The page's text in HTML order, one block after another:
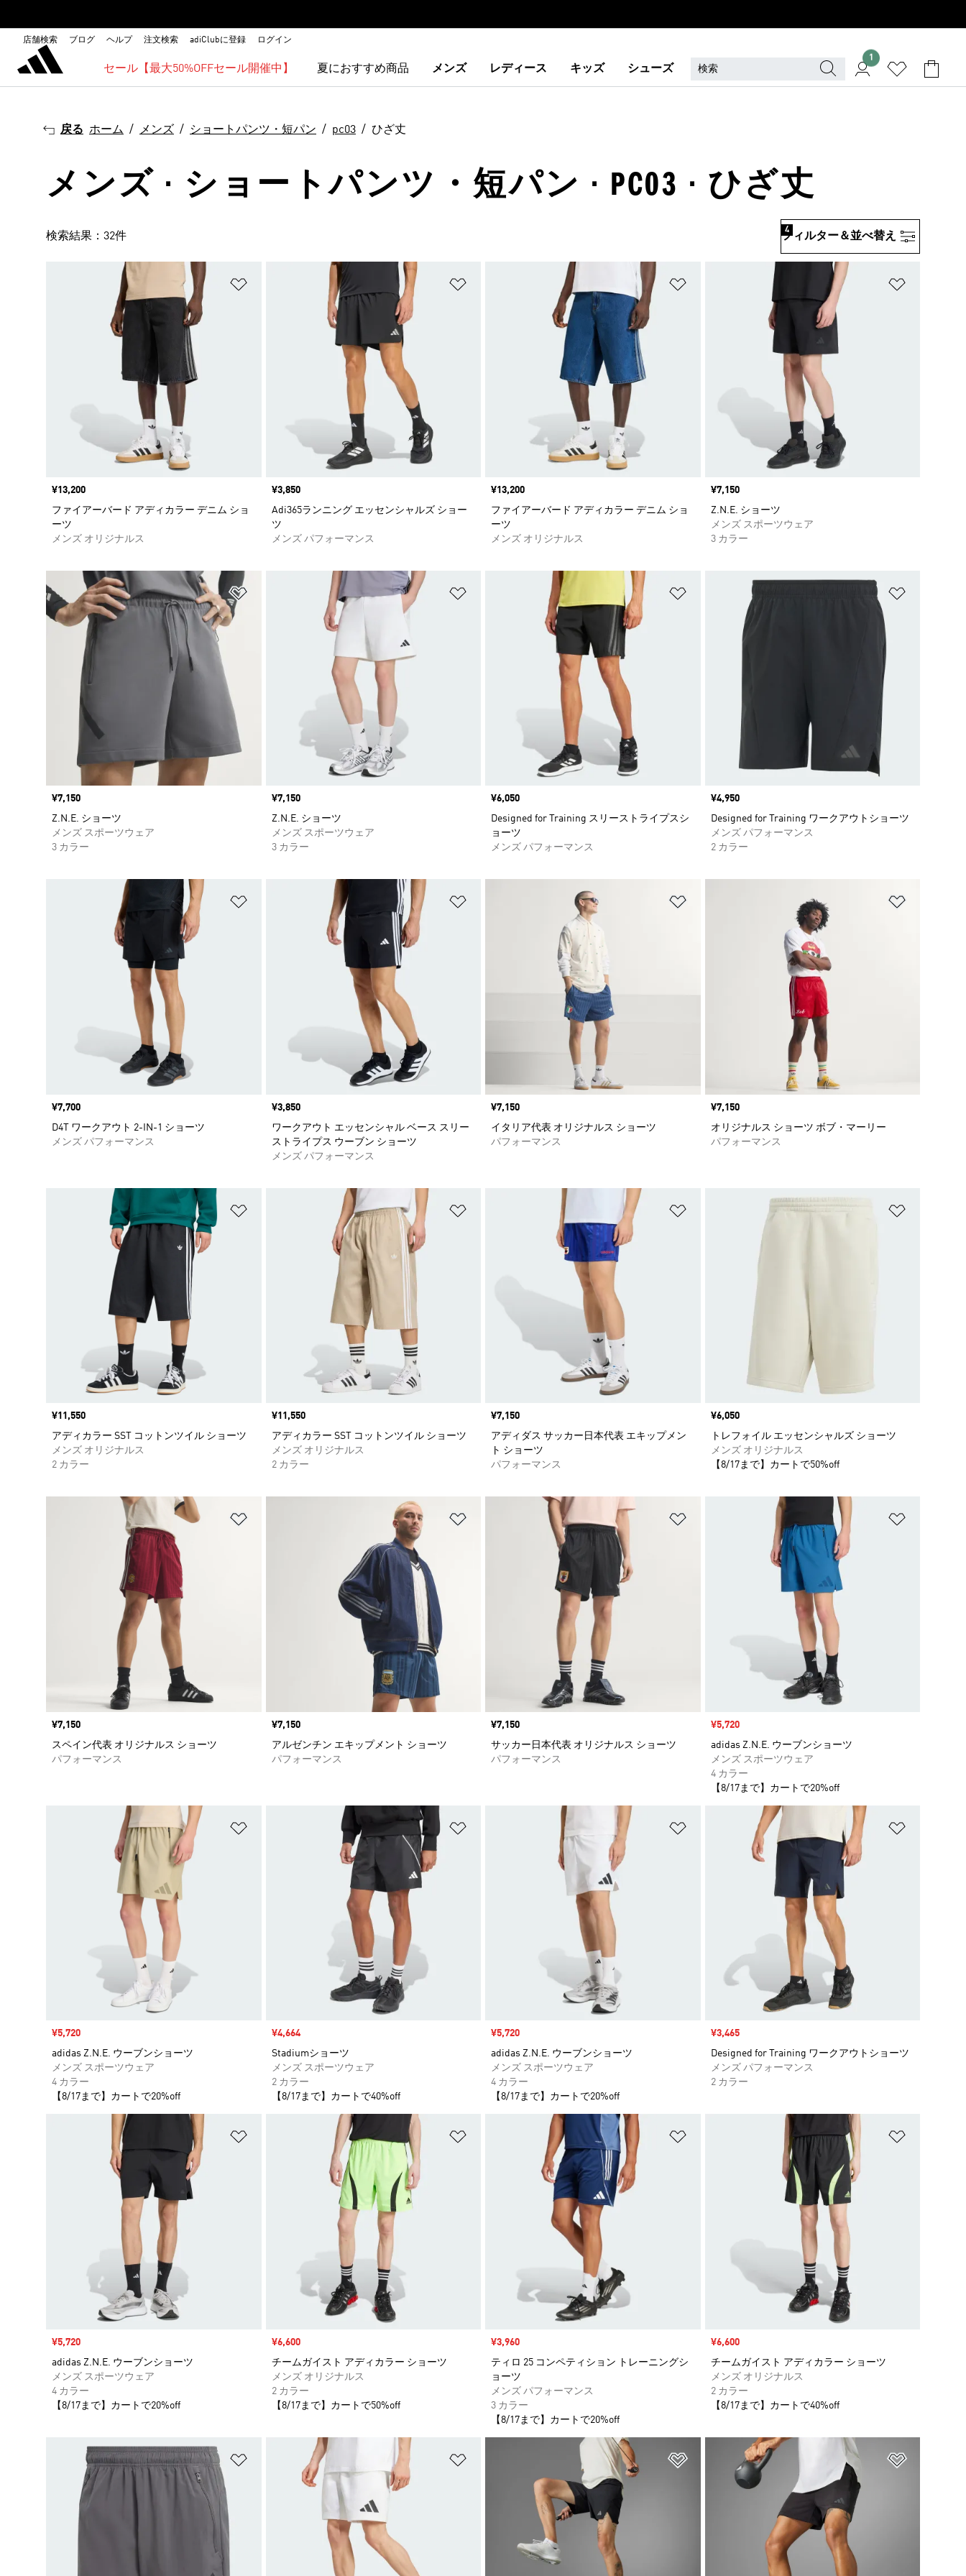
店舗検索 ブログ ヘルプ 注文検索 adiClubに登録 ログイン
セール【最大50%OFFセール開催中】 夏におすすめ商品 メンズ レディース キッズ シューズ
1
戻る ホーム メンズ ショートパンツ・短パン pc03 ひざ丈
メンズ · ショートパンツ・短パン · PC03 · ひざ丈
検索結果：32件 フィルター＆並べ替え
4
ほしいものリストに追加
価格
¥13,200
ファイアーバード アディカラー デニム ショ
ーツ
メンズ オリジナルス
ほしいものリストに追加
価格
¥3,850
Adi365ランニング エッセンシャルズ ショー
ツ
メンズ パフォーマンス
ほしいものリストに追加
価格
¥13,200
ファイアーバード アディカラー デニム ショ
ーツ
メンズ オリジナルス
価格
¥7,150
Z.N.E. ショーツ
メンズ スポーツウェア
3 カラー
ほしいものリストに追加
価格
¥7,150
Z.N.E. ショーツ
メンズ スポーツウェア
3 カラー
ほしいものリストに追加
価格
¥7,150
Z.N.E. ショーツ
メンズ スポーツウェア
3 カラー
ほしいものリストに追加
価格
¥6,050
Designed for Training スリーストライプスシ
ョーツ
メンズ パフォーマンス
価格
¥4,950
Designed for Training ワークアウトショーツ
メンズ パフォーマンス
2 カラー
ほしいものリストに追加
価格
¥7,700
D4T ワークアウト 2-IN-1 ショーツ
メンズ パフォーマンス
ほしいものリストに追加
価格
¥3,850
ワークアウト エッセンシャル ベース スリー
ストライプス ウーブン ショーツ
メンズ パフォーマンス
ほしいものリストに追加
価格
¥7,150
イタリア代表 オリジナルス ショーツ
パフォーマンス
価格
¥7,150
オリジナルス ショーツ ボブ・マーリー
パフォーマンス
ほしいものリストに追加
価格
¥11,550
アディカラー SST コットンツイル ショーツ
メンズ オリジナルス
2 カラー
ほしいものリストに追加
価格
¥11,550
アディカラー SST コットンツイル ショーツ
メンズ オリジナルス
2 カラー
ほしいものリストに追加
価格
¥7,150
アディダス サッカー日本代表 エキップメン
ト ショーツ
パフォーマンス
価格
¥6,050
トレフォイル エッセンシャルズ ショーツ
メンズ オリジナルス
【8/17まで】カートで50%off
価格
¥7,150
スペイン代表 オリジナルス ショーツ
パフォーマンス
ほしいものリストに追加
価格
¥7,150
アルゼンチン エキップメント ショーツ
パフォーマンス
ほしいものリストに追加
価格
¥7,150
サッカー日本代表 オリジナルス ショーツ
パフォーマンス
セール価格
¥5,720
adidas Z.N.E. ウーブンショーツ
メンズ スポーツウェア
4 カラー
【8/17まで】カートで20%off
ほしいものリストに追加
セール価格
¥5,720
adidas Z.N.E. ウーブンショーツ
メンズ スポーツウェア
4 カラー
【8/17まで】カートで20%off
ほしいものリストに追加
セール価格
¥4,664
Stadiumショーツ
メンズ スポーツウェア
2 カラー
【8/17まで】カートで40%off
ほしいものリストに追加
セール価格
¥5,720
adidas Z.N.E. ウーブンショーツ
メンズ スポーツウェア
4 カラー
【8/17まで】カートで20%off
セール価格
¥3,465
Designed for Training ワークアウトショーツ
メンズ パフォーマンス
2 カラー
ほしいものリストに追加
セール価格
¥5,720
adidas Z.N.E. ウーブンショーツ
メンズ スポーツウェア
4 カラー
【8/17まで】カートで20%off
ほしいものリストに追加
セール価格
¥6,600
チームガイスト アディカラー ショーツ
メンズ オリジナルス
2 カラー
【8/17まで】カートで50%off
ほしいものリストに追加
セール価格
¥3,960
ティロ 25 コンペティション トレーニングシ
ョーツ
メンズ パフォーマンス
3 カラー
【8/17まで】カートで20%off
セール価格
¥6,600
チームガイスト アディカラー ショーツ
メンズ オリジナルス
2 カラー
【8/17まで】カートで40%off
ほしいものリストに追加 ほしいものリストに追加 ほしいものリストに追加